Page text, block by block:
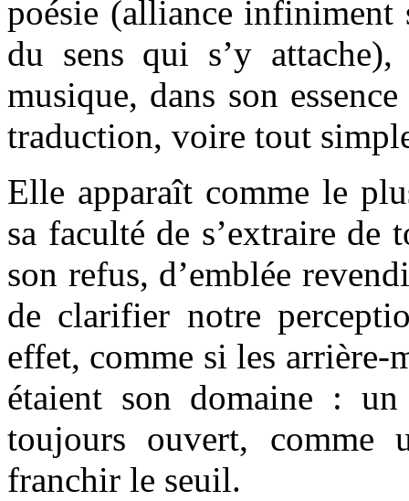
poésie (alliance infiniment
du sens qui s’y
musique, dans son
traduction, voire tout
Elle apparaît comme le
sa faculté de s’extraire
son refus, d’emblée
de clarifier notre
effet, comme si les arrière-
étaient son domaine : un
toujours ouvert, comme
franchir le seuil.